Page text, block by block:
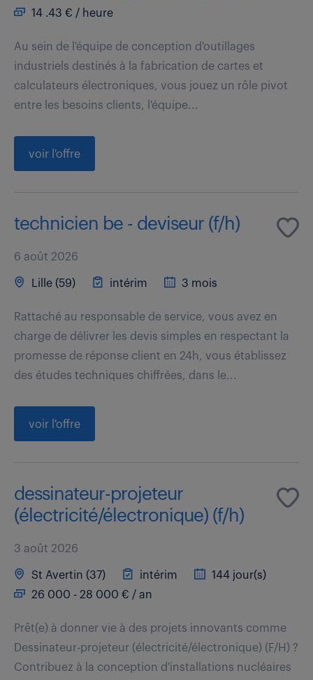
14 .43 € / heure
Au sein de l'équipe de conception d'outillages
industriels destinés à la fabrication de cartes et
calculateurs électroniques, vous jouez un rôle pivot
entre les besoins clients, l'équipe...
voir l'offre
technicien be - deviseur (f/h)
6 août 2026
Lille (59) intérim 3 mois
Rattaché au responsable de service, vous avez en
charge de délivrer les devis simples en respectant la
promesse de réponse client en 24h, vous établissez
des études techniques chiffrées, dans le...
voir l'offre
dessinateur-projeteur
(électricité/électronique) (f/h)
3 août 2026
St Avertin (37) intérim
144 jour(s)
26 000 - 28 000 € / an
Prêt(e) à donner vie à des projets innovants comme
Dessinateur-projeteur (électricité/électronique) (F/H) ?
Contribuez à la conception d'installations nucléaires